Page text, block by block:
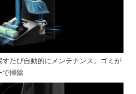
すたび自動的にメンテナンス。ゴミが
で掃除